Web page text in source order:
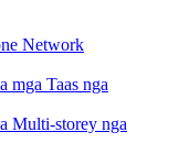
Network
mga Taas nga
Multi-storey nga